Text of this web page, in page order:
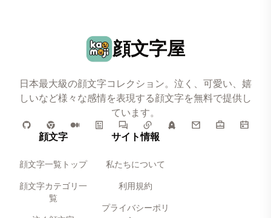
顔文字屋
日本最大級の顔文字コレクション。泣く、可愛い、嬉
しいなど様々な感情を表現する顔文字を無料で提供し
ています。
顔文字
顔文字一覧トップ
顔文字カテゴリ一
覧
サイト情報
私たちについて
利用規約
プライバシーポリ